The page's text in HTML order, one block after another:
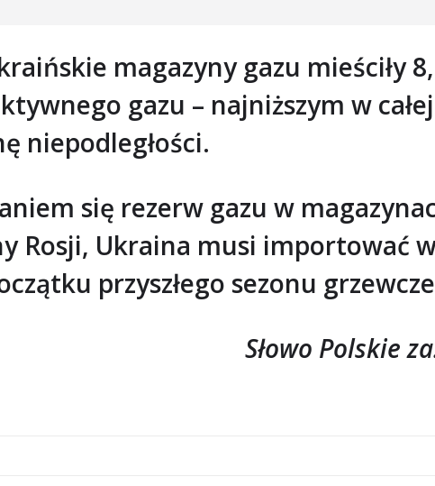
magazyny gazu mieściły
gazu – najniższym w
niepodległości.
się rezerw gazu w
Rosji, Ukraina musi importować
przyszłego sezonu
Słowo Polskie